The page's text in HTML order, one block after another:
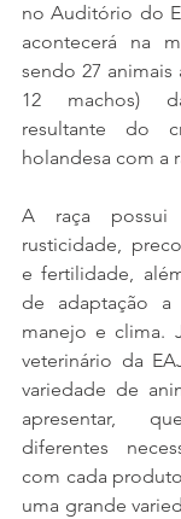
no Auditório do
acontecerá na
sendo 27
12 machos)
resultante do
holandesa com a
A raça possui
rusticidade,
e fertilidade,
de adaptação
manejo e clima.
veterinário da
variedade de
apresentar,
diferentes
com cada
uma grande